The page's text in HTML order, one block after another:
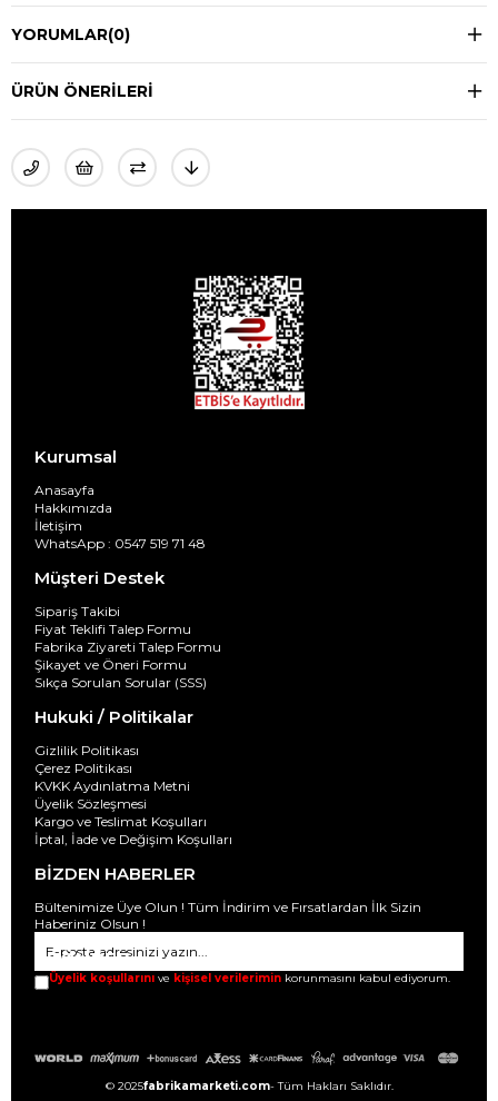
YORUMLAR(0)
ÜRÜN ÖNERILERI
Kurumsal
Anasayfa
Hakkımızda
İletişim
WhatsApp : 0547 519 71 48
Müşteri Destek
Sipariş Takibi
Fiyat Teklifi Talep Formu
Fabrika Ziyareti Talep Formu
Şikayet ve Öneri Formu
Sıkça Sorulan Sorular (SSS)
Hukuki / Politikalar
Gizlilik Politikası
Çerez Politikası
KVKK Aydınlatma Metni
Üyelik Sözleşmesi
Kargo ve Teslimat Koşulları
İptal, İade ve Değişim Koşulları
BİZDEN HABERLER
Bültenimize Üye Olun ! Tüm İndirim ve Fırsatlardan İlk Sizin
Haberiniz Olsun !
GÖNDER
Üyelik koşullarını ve kişisel verilerimin korunmasını kabul ediyorum.
© 2025fabrikamarketi.com- Tüm Hakları Saklıdır.